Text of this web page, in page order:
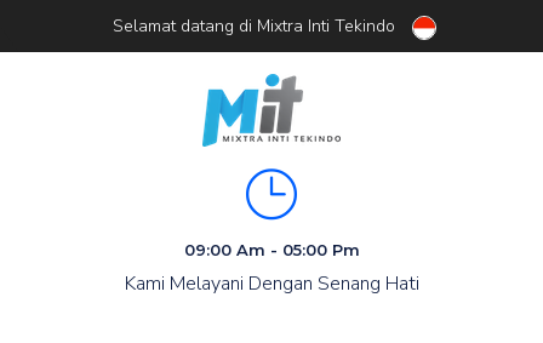
Selamat datang di Mixtra Inti Tekindo
09:00 Am - 05:00 Pm
Kami Melayani Dengan Senang Hati